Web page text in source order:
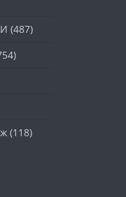
(487)
(118)